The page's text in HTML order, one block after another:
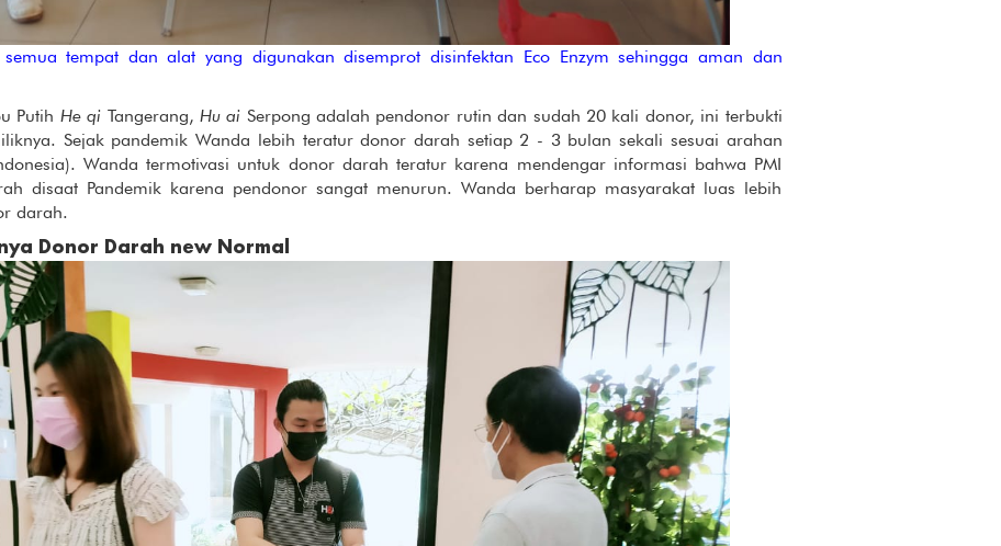
tempat dan alat yang digunakan disemprot disinfektan Eco Enzym sehingga aman dan
Putih He qi Tangerang, Hu ai Serpong adalah pendonor rutin dan sudah 20 kali donor, ini terbukti
Sejak pandemik Wanda lebih teratur donor darah setiap 2 - 3 bulan sekali sesuai arahan
Wanda termotivasi untuk donor darah teratur karena mendengar informasi bahwa PMI
disaat Pandemik karena pendonor sangat menurun. Wanda berharap masyarakat luas lebih
darah.
Donor Darah new Normal